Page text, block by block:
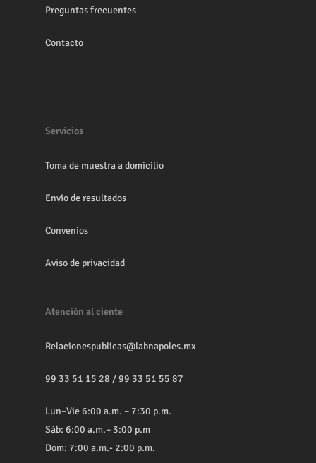
Preguntas frecuentes
Contacto
Servicios
Toma de muestra a domicilio
Envio de resultados
Convenios
Aviso de privacidad
Atención al ciente
Relacionespublicas@labnapoles.mx
99 33 51 15 28 /99 33 51 55 87
Lun–Vie 6:00 a.m. – 7:30 p.m.
Sáb: 6:00 a.m.– 3:00 p.m
Dom: 7:00 a.m.- 2:00 p.m.